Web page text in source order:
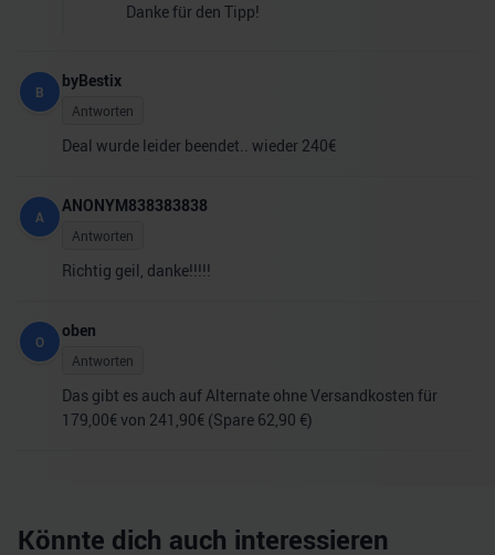
Danke für den Tipp!
B
byBestix
Antworten
Deal wurde leider beendet.. wieder 240€
A
ANONYM838383838
Antworten
Richtig geil, danke!!!!!
O
oben
Antworten
Das gibt es auch auf Alternate ohne Versandkosten für
179,00€ von 241,90€ (Spare 62,90 €)
Könnte dich auch interessieren